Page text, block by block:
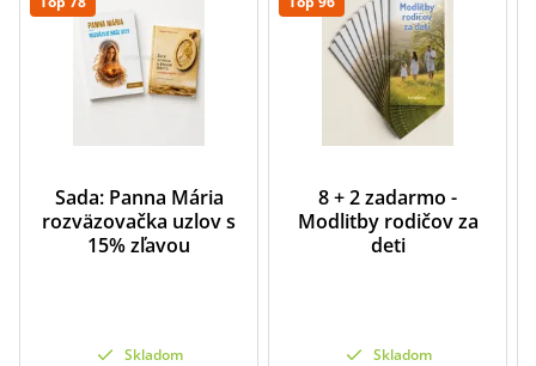
Sada: Panna Mária
rozväzovačka uzlov s
15% zľavou
Skladom
8 + 2 zadarmo -
Modlitby rodičov za
deti
Skladom